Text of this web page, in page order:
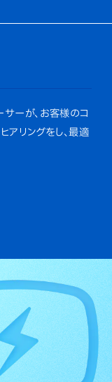
ーが、お客様のコ
アリングをし、最適